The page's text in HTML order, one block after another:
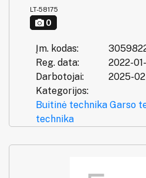
LT-58175
0
Įm. kodas:
Reg. data:
2022-
Darbotojai:
2025-
Kategorijos:
Buitinė technika Garso
technika